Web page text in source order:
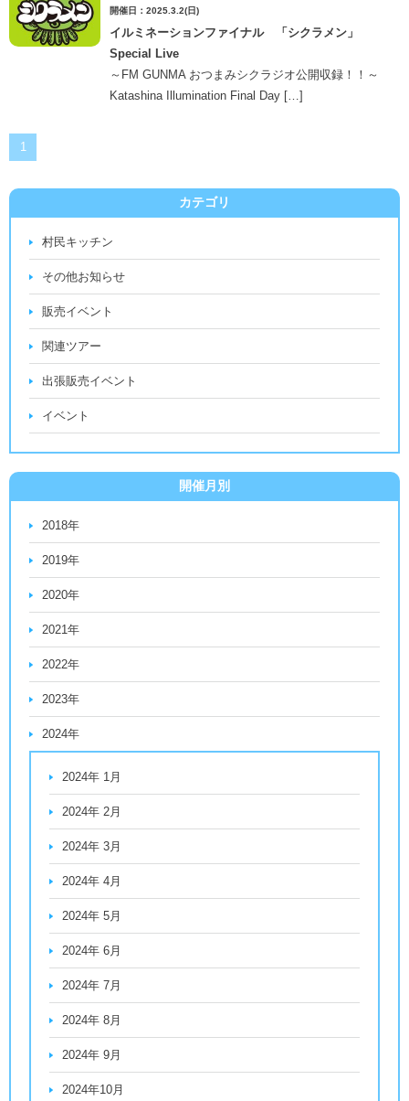
開催日：2025.3.2(日)
イルミネーションファイナル 「シクラメン」
Special Live
～FM GUNMA おつまみシクラジオ公開収録！！～
Katashina Illumination Final Day […]
1
カテゴリ
村民キッチン
その他お知らせ
販売イベント
関連ツアー
出張販売イベント
イベント
開催月別
2018年
2019年
2020年
2021年
2022年
2023年
2024年
2024年 1月
2024年 2月
2024年 3月
2024年 4月
2024年 5月
2024年 6月
2024年 7月
2024年 8月
2024年 9月
2024年10月